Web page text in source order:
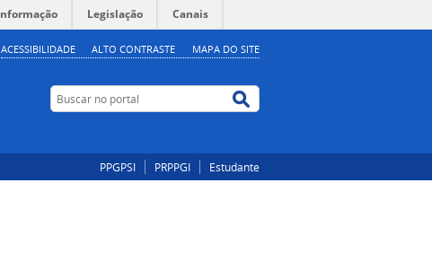
Legislação Canais
ACESSIBILIDADE ALTO CONTRASTE MAPA DO SITE
Buscar no portal
PPGPSI PRPPGI Estudante